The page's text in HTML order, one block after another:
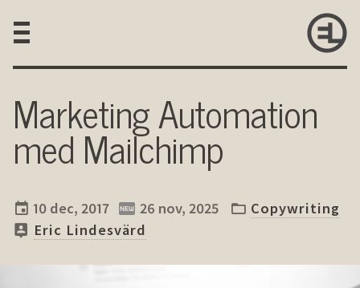
Marketing Automation
med Mailchimp
10 dec, 2017 26 nov, 2025
Copywriting
Eric Lindesvärd